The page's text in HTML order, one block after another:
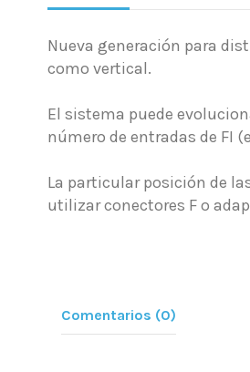
Nueva generación para
como vertical.
El sistema puede
número de entradas de FI
La particular posición de
utilizar conectores F o
Comentarios (0)